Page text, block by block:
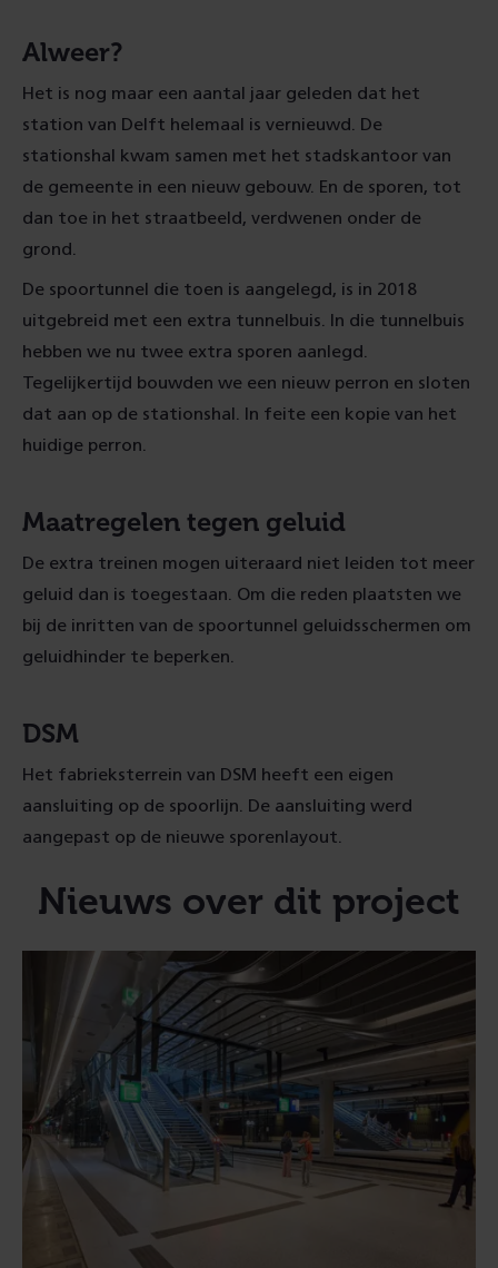
Alweer?
Het is nog maar een aantal jaar geleden dat het
station van Delft helemaal is vernieuwd. De
stationshal kwam samen met het stadskantoor van
de gemeente in een nieuw gebouw. En de sporen, tot
dan toe in het straatbeeld, verdwenen onder de
grond.
De spoortunnel die toen is aangelegd, is in 2018
uitgebreid met een extra tunnelbuis. In die tunnelbuis
hebben we nu twee extra sporen aanlegd.
Tegelijkertijd bouwden we een nieuw perron en sloten
dat aan op de stationshal. In feite een kopie van het
huidige perron.
Maatregelen tegen geluid
De extra treinen mogen uiteraard niet leiden tot meer
geluid dan is toegestaan. Om die reden plaatsten we
bij de inritten van de spoortunnel geluidsschermen om
geluidhinder te beperken.
DSM
Het fabrieksterrein van DSM heeft een eigen
aansluiting op de spoorlijn. De aansluiting werd
aangepast op de nieuwe sporenlayout.
Nieuws over dit project